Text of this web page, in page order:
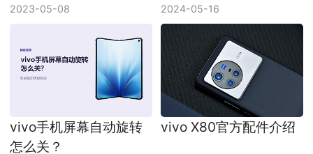
2023-05-08 2024-05-16
vivo手机屏幕自动旋转
怎么关？
vivo X80官方配件介绍